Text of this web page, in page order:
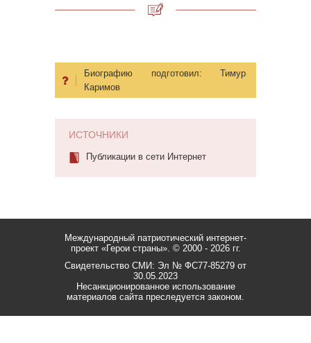
Биографию подготовил: Тимур
Каримов
ИСТОЧНИКИ
Публикации в сети Интернет
Международный патриотический интернет-
проект «Герои страны». © 2000 - 2026 гг.
Свидетельство СМИ: Эл № ФС77-85279 от
30.05.2023
Несанкционированное использование
материалов сайта преследуется законом.